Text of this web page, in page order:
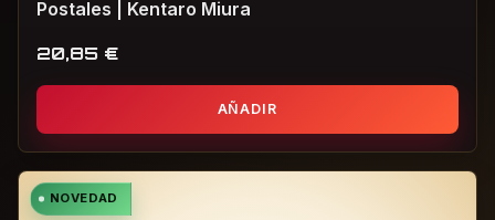
Postales | Kentaro Miura
20,85 €
AÑADIR
NOVEDAD